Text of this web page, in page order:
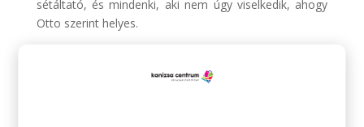
sétáltató, és mindenki, aki nem úgy viselkedik, ahogy
Otto szerint helyes.
Amerikából érkezett család költözik, akikről lepereg